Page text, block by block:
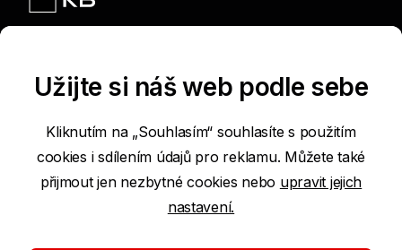
Podmínky používání internetových stránek
Prohlášení o přístupnosti
Užijte si náš web podle sebe
Kliknutím na „Souhlasím“ souhlasíte s použitím
cookies i sdílením údajů pro reklamu. Můžete také
přijmout jen nezbytné cookies nebo upravit jejich
nastavení.